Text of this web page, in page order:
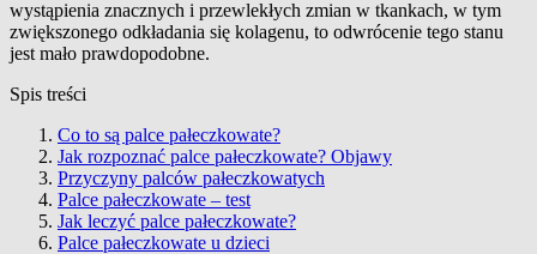
wystąpienia znacznych i przewlekłych zmian w tkankach, w tym
zwiększonego odkładania się kolagenu, to odwrócenie tego stanu
jest mało prawdopodobne.
Spis treści
Co to są palce pałeczkowate?
Jak rozpoznać palce pałeczkowate? Objawy
Przyczyny palców pałeczkowatych
Palce pałeczkowate – test
Jak leczyć palce pałeczkowate?
Palce pałeczkowate u dzieci